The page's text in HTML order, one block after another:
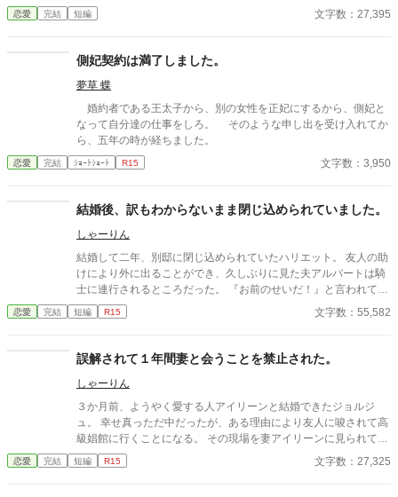
していたことを告げる。 そして親友のフィオナもそのことを知っ
ていたという。 愛し合う恋人を引き離して結婚しても二人は幸せ
する声が上がり始めた。 セオドアが選ぶのはアマーリエかフィオ
恋愛 完結 短編 文字数：27,395
側妃契約は満了しました。
夢草 蝶
婚約者である王太子から、別の女性を正妃にするから、側妃と
なって自分達の仕事をしろ。 そのような申し出を受け入れてか
ら、五年の時が経ちました。
恋愛 完結 ｼｮｰﾄｼｮｰﾄ R15 文字数：3,950
結婚後、訳もわからないまま閉じ込められていました。
しゃーりん
結婚して二年、別邸に閉じ込められていたハリエット。 友人の助
けにより外に出ることができ、久しぶりに見た夫アルバートは騎
士に連行されるところだった。 『お前のせいだ！』と言われても
訳がわからなかった。 取り調べにより判明したのは、ハリエット
には恋人がいるのだとアルバートが信じていたこと。 彼にその嘘
恋愛 完結 短編 R15 文字数：55,582
誤解されて１年間妻と会うことを禁止された。
しゃーりん
３か月前、ようやく愛する人アイリーンと結婚できたジョルジ
ュ。 幸せ真っただ中だったが、ある理由により友人に唆されて高
級娼館に行くことになる。 その現場を妻アイリーンに見られてい
ることを知らずに。 実家に帰ったまま戻ってこない妻を迎えに行
くと、会わせてもらえない。 やがて、娼館に行ったことがアイリ
恋愛 完結 短編 R15 文字数：27,325